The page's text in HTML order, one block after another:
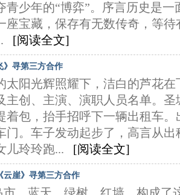
青少年的“博弈”。序言历史是
座宝藏，保存有无数传奇，等
[阅读全文]
》寻第三方合作
太阳光辉照耀下，洁白的芦花
主创、主演、演职人员名单。
着包，抬手招呼下一辆出租车
门。车子发动起步了，高言从
儿玲玲跑... [阅读全文]
云崖》寻第三方合作